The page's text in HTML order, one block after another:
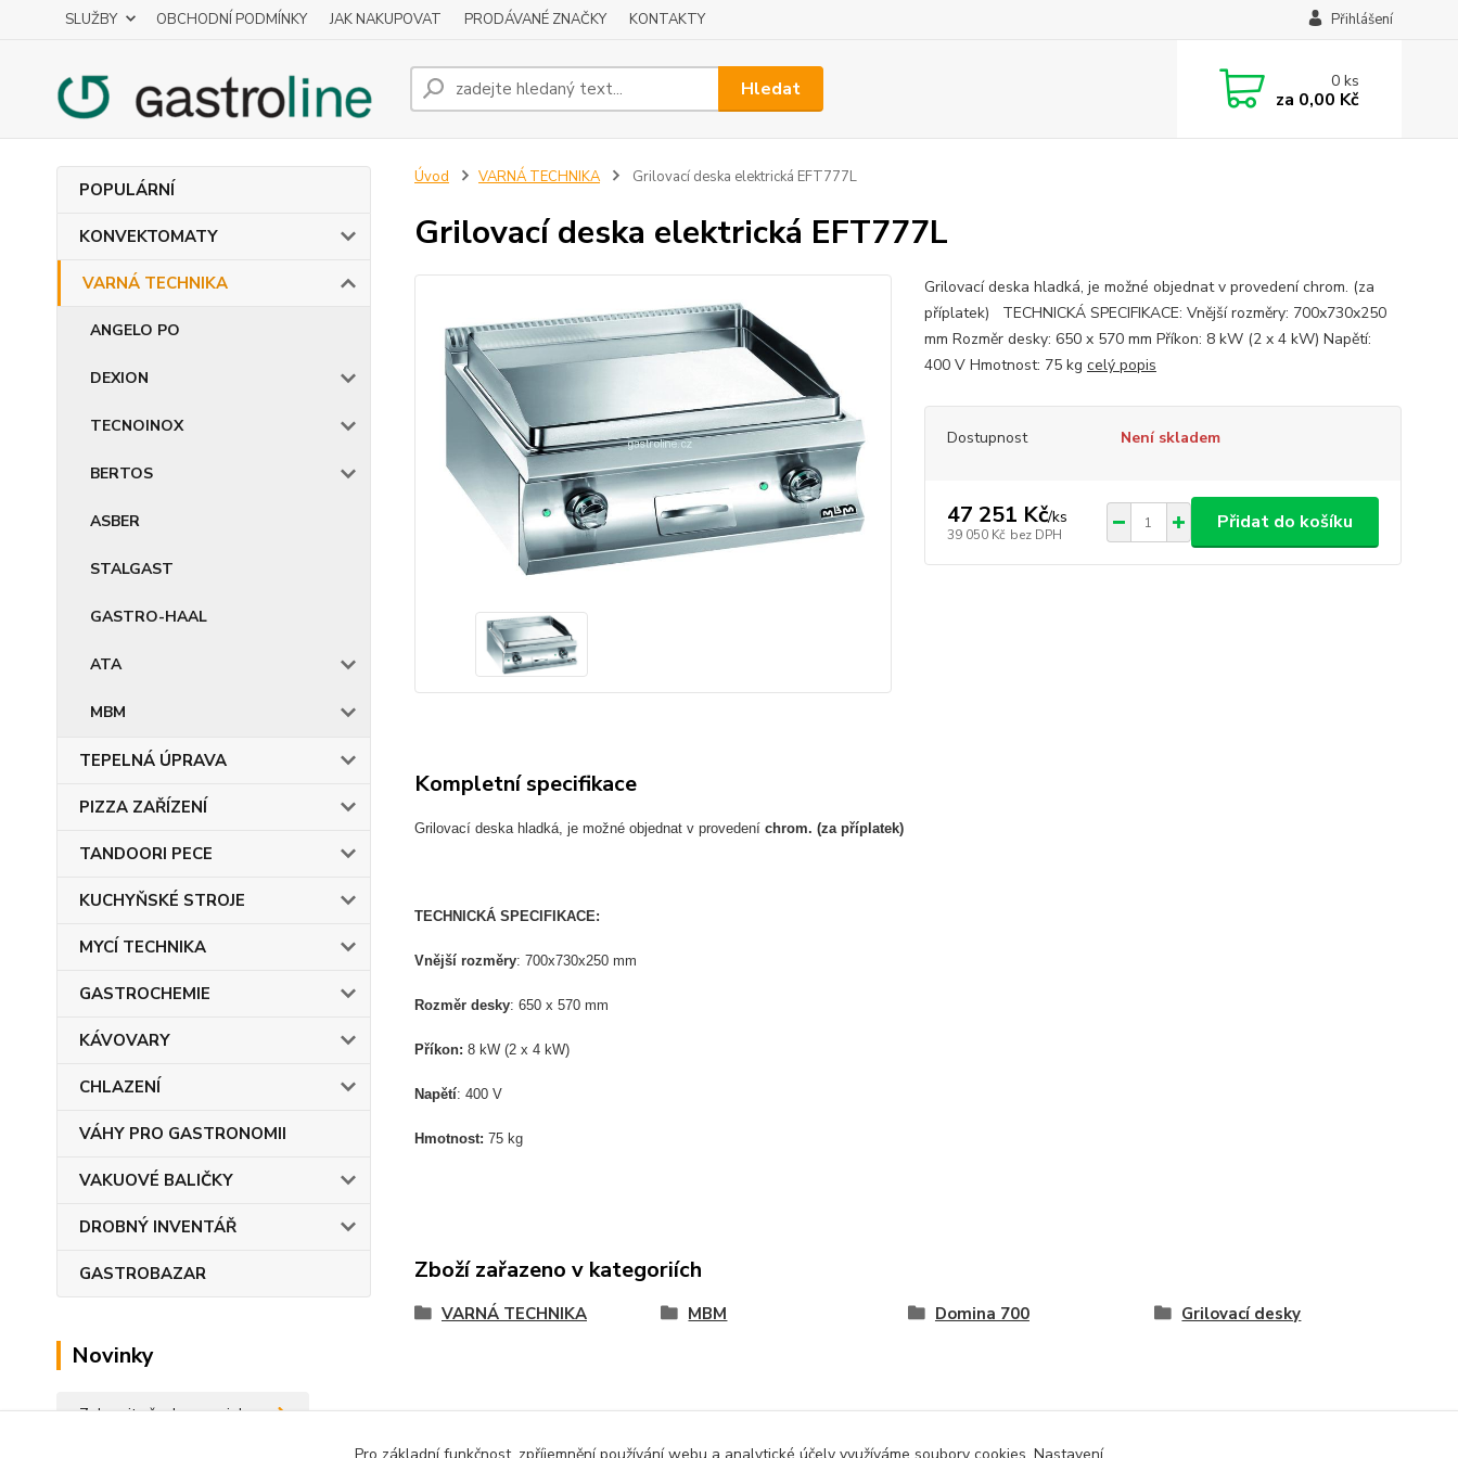
SLUŽBY OBCHODNÍ PODMÍNKY JAK NAKUPOVAT PRODÁVANÉ ZNAČKY KONTAKTY Přihlášení
Hledat 0ks
za 0,00 Kč
POPULÁRNÍ
KONVEKTOMATY
VARNÁ TECHNIKA
ANGELO PO
DEXION
TECNOINOX
BERTOS
ASBER
STALGAST
GASTRO-HAAL
ATA
MBM
TEPELNÁ ÚPRAVA
PIZZA ZAŘÍZENÍ
TANDOORI PECE
KUCHYŇSKÉ STROJE
MYCÍ TECHNIKA
GASTROCHEMIE
KÁVOVARY
CHLAZENÍ
VÁHY PRO GASTRONOMII
VAKUOVÉ BALIČKY
DROBNÝ INVENTÁŘ
GASTROBAZAR
Novinky
Zobrazit všechny novinky
Úvod VARNÁ TECHNIKA Grilovací deska elektrická EFT777L
Grilovací deska elektrická EFT777L
Grilovací deska hladká, je možné objednat v provedení chrom. (za
příplatek) TECHNICKÁ SPECIFIKACE: Vnější rozměry: 700x730x250
mm Rozměr desky: 650 x 570 mm Příkon: 8 kW (2 x 4 kW) Napětí:
400 V Hmotnost: 75 kg celý popis
Dostupnost Není skladem
47 251 Kč/ks
39 050 Kč bez DPH
Přidat do košíku
Kompletní specifikace
Grilovací deska hladká, je možné objednat v provedení chrom. (za příplatek)
TECHNICKÁ SPECIFIKACE:
Vnější rozměry: 700x730x250 mm
Rozměr desky: 650 x 570 mm
Příkon: 8 kW (2 x 4 kW)
Napětí: 400 V
Hmotnost: 75 kg
Zboží zařazeno v kategoriích
VARNÁ TECHNIKA MBM Domina 700 Grilovací desky